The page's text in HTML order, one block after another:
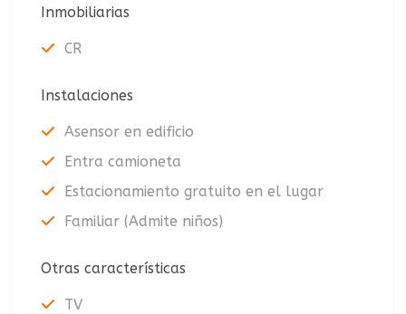
Inmobiliarias
CR
Instalaciones
Asensor en edificio
Entra camioneta
Estacionamiento gratuito en el lugar
Familiar (Admite niños)
Otras características
TV